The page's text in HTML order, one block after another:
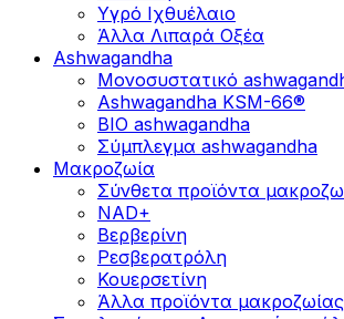
Υγρό Ιχθυέλαιο
Άλλα Λιπαρά Οξέα
Ashwagandha
Μονοσυστατικό
Ashwagandha KSM-66®
BIO ashwagandha
Σύμπλεγμα ashwagandha
Μακροζωία
Σύνθετα προϊόντα
NAD+
Βερβερίνη
Ρεσβερατρόλη
Κουερσετίνη
Άλλα προϊόντα μακροζωίας